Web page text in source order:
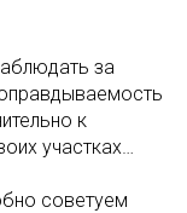
за
к
участках…
советуем